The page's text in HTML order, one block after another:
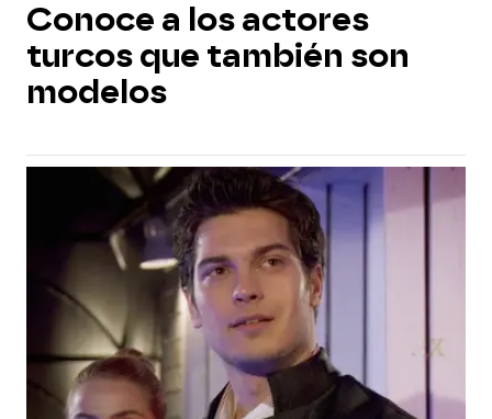
Conoce a los actores
turcos que también son
modelos